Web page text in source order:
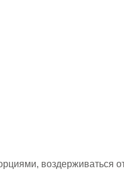
воздерживаться